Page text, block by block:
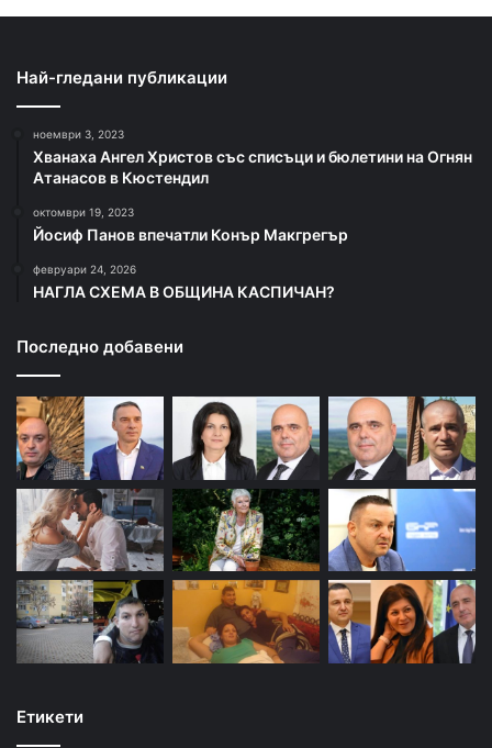
Най-гледани публикации
ноември 3, 2023
Хванаха Ангел Христов със списъци и бюлетини на Огнян
Атанасов в Кюстендил
октомври 19, 2023
Йосиф Панов впечатли Конър Макгрегър
февруари 24, 2026
НАГЛА СХЕМА В ОБЩИНА КАСПИЧАН?
Последно добавени
Етикети